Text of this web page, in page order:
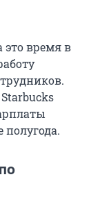
это время в